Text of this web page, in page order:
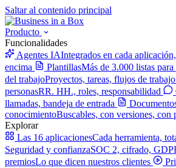
Saltar al contenido principal
Producto
Funcionalidades
Agentes IAIntegrados en cada
encima
PlantillasMás de 3.000 listas
del trabajoProyectos, tareas, flujos de trabajo
personasRR. HH., roles, responsabilidad
llamadas, bandeja de entrada
conocimientoBuscables, con versiones, con
Explorar
Las 16 aplicacionesCada herramienta,
Seguridad y confianzaSOC 2, cifrado,
premiosLo que dicen nuestros clientes